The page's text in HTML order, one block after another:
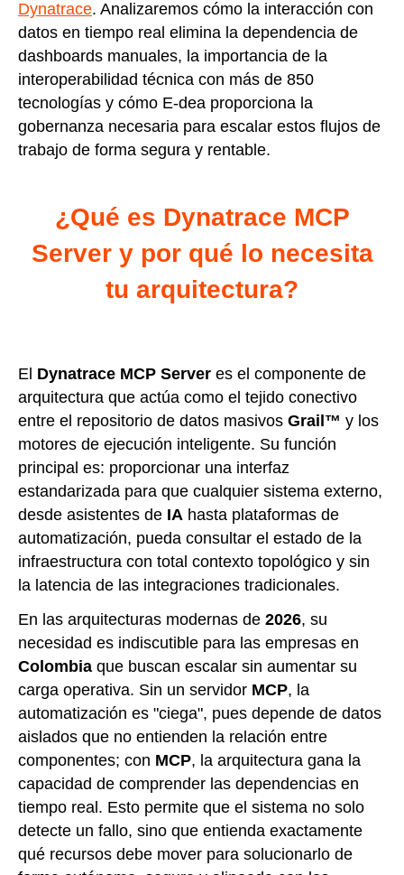
Dynatrace. Analizaremos cómo la interacción con
datos en tiempo real elimina la dependencia de
dashboards manuales, la importancia de la
interoperabilidad técnica con más de 850
tecnologías y cómo E-dea proporciona la
gobernanza necesaria para escalar estos flujos de
trabajo de forma segura y rentable.
¿Qué es Dynatrace MCP
Server y por qué lo necesita
tu arquitectura?
El Dynatrace MCP Server es el componente de
arquitectura que actúa como el tejido conectivo
entre el repositorio de datos masivos Grail™ y los
motores de ejecución inteligente. Su función
principal es: proporcionar una interfaz
estandarizada para que cualquier sistema externo,
desde asistentes de IA hasta plataformas de
automatización, pueda consultar el estado de la
infraestructura con total contexto topológico y sin
la latencia de las integraciones tradicionales.
En las arquitecturas modernas de 2026, su
necesidad es indiscutible para las empresas en
Colombia que buscan escalar sin aumentar su
carga operativa. Sin un servidor MCP, la
automatización es "ciega", pues depende de datos
aislados que no entienden la relación entre
componentes; con MCP, la arquitectura gana la
capacidad de comprender las dependencias en
tiempo real. Esto permite que el sistema no solo
detecte un fallo, sino que entienda exactamente
qué recursos debe mover para solucionarlo de